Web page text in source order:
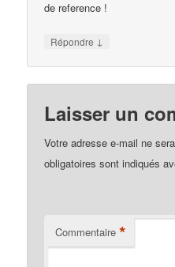
de reference !
Répondre ↓
Laisser un
Votre adresse e-mail ne
obligatoires sont indiqués
Commentaire *